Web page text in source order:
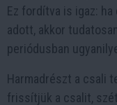
Ez fordítva is igaz:
adott, akkor
periódusban
Harmadrészt a csali
frissítjük a csalit,